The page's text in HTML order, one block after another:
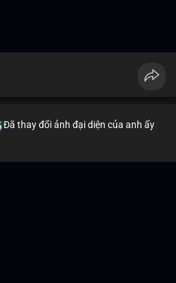
Đã thay đổi ảnh đại diện của anh ấy